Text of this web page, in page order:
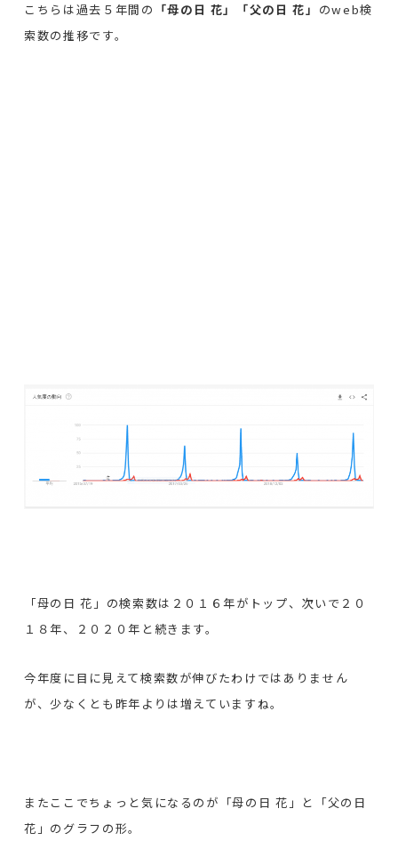
こちらは過去５年間の 「母の日 花」「父の日 花」 のweb検
索数の推移です。
「母の日 花」の検索数は２０１６年がトップ、次いで２０
１８年、２０２０年と続きます。
今年度に目に見えて検索数が伸びたわけではありません
が、少なくとも昨年よりは増えていますね。
またここでちょっと気になるのが「母の日 花」と「父の日
花」のグラフの形。